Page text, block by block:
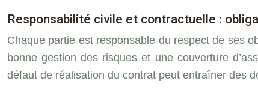
Responsabilité civile et contractuelle :
Chaque partie est responsable du respect de ses
bonne gestion des risques et une couverture
défaut de réalisation du contrat peut entraîner des